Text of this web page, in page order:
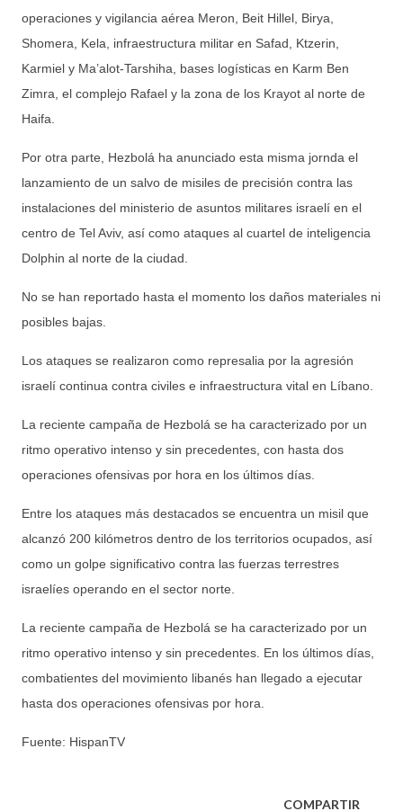
operaciones y vigilancia aérea Meron, Beit Hillel, Birya,
Shomera, Kela, infraestructura militar en Safad, Ktzerin,
Karmiel y Ma’alot-Tarshiha, bases logísticas en Karm Ben
Zimra, el complejo Rafael y la zona de los Krayot al norte de
Haifa.
Por otra parte, Hezbolá ha anunciado esta misma jornda el
lanzamiento de un salvo de misiles de precisión contra las
instalaciones del ministerio de asuntos militares israelí en el
centro de Tel Aviv, así como ataques al cuartel de inteligencia
Dolphin al norte de la ciudad.
No se han reportado hasta el momento los daños materiales ni
posibles bajas.
Los ataques se realizaron como represalia por la agresión
israelí continua contra civiles e infraestructura vital en Líbano.
La reciente campaña de Hezbolá se ha caracterizado por un
ritmo operativo intenso y sin precedentes, con hasta dos
operaciones ofensivas por hora en los últimos días.
Entre los ataques más destacados se encuentra un misil que
alcanzó 200 kilómetros dentro de los territorios ocupados, así
como un golpe significativo contra las fuerzas terrestres
israelíes operando en el sector norte.
La reciente campaña de Hezbolá se ha caracterizado por un
ritmo operativo intenso y sin precedentes. En los últimos días,
combatientes del movimiento libanés han llegado a ejecutar
hasta dos operaciones ofensivas por hora.
Fuente: HispanTV
COMPARTIR